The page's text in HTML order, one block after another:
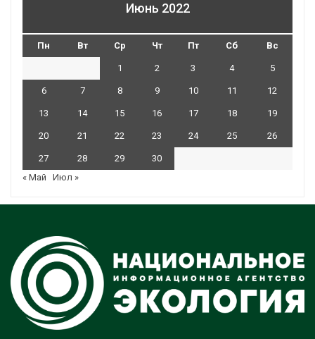
Июнь 2022
Пн Вт Ср Чт Пт Сб Вс
1 2 3 4 5
6 7 8 9 10 11 12
13 14 15 16 17 18 19
20 21 22 23 24 25 26
27 28 29
30
« Май
Июл »